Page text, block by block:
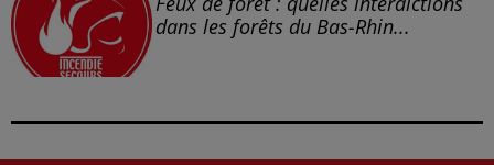
dans les forêts du Bas-Rhin...